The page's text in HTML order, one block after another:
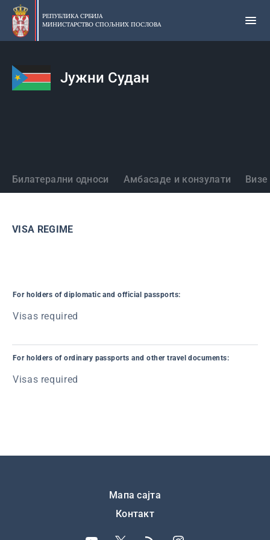
Прескочи
главни
део
РЕПУБЛИКА СРБИЈА
МИНИСТАРСТВО СПОЉНИХ ПОСЛОВА
Јужни Судан
Државе
Билатерални односи Амбасаде и конзулати
VISA REGIME
For holders of diplomatic and official passports:
Visas required
For holders of ordinary passports and other travel documents:
Visas required
Мапа сајта
Контакт